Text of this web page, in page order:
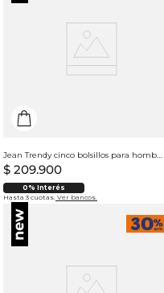
Jean Trendy cinco bolsillos para hombre
$ 209.900
0% Interés
Hasta 3 cuotas. Ver bancos.